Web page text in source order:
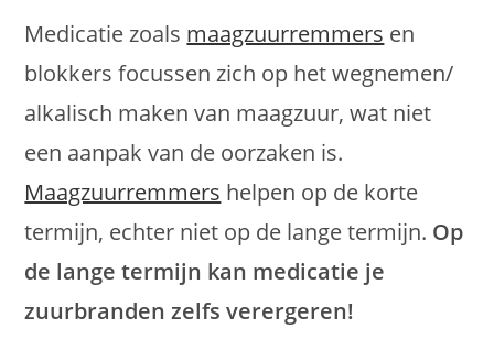
Medicatie zoals maagzuurremmers en
blokkers focussen zich op het wegnemen/
alkalisch maken van maagzuur, wat niet
een aanpak van de oorzaken is.
Maagzuurremmers helpen op de korte
termijn, echter niet op de lange termijn. Op
de lange termijn kan medicatie je
zuurbranden zelfs verergeren!